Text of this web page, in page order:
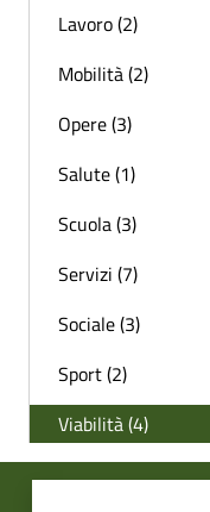
Lavoro (2)
Mobilità (2)
Opere (3)
Salute (1)
Scuola (3)
Servizi (7)
Sociale (3)
Sport (2)
Viabilità (4)